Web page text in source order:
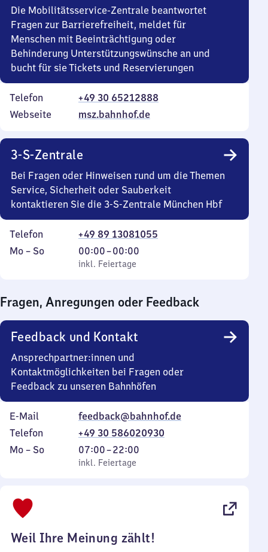
Die Mobilitätsservice-Zentrale beantwortet
Fragen zur Barrierefreiheit, meldet für
Menschen mit Beeinträchtigung oder
Behinderung Unterstützungswünsche an und
bucht für sie Tickets und Reservierungen
Telefon
+49 30 65212888
Webseite
msz.bahnhof.de
3-S-Zentrale
Bei Fragen oder Hinweisen rund um die Themen
Service, Sicherheit oder Sauberkeit
kontaktieren Sie die 3-S-Zentrale München Hbf
Telefon
+49 89 13081055
Montag
Mo – So,
inkl. Feiertage
00:00–00:00
Von
0
0
Uhr
inkl. Feiertage
Fragen, Anregungen oder Feedback
Feedback und Kontakt
Ansprechpartner:innen und
Kontaktmöglichkeiten bei Fragen oder
Feedback zu unseren Bahnhöfen
E-Mail
feedback@bahnhof.de
Telefon
+49 30 586020930
Montag
Mo – So,
inkl. Feiertage
07:00–22:00
Von
7
inkl. Feiertage
Weil Ihre Meinung zählt!